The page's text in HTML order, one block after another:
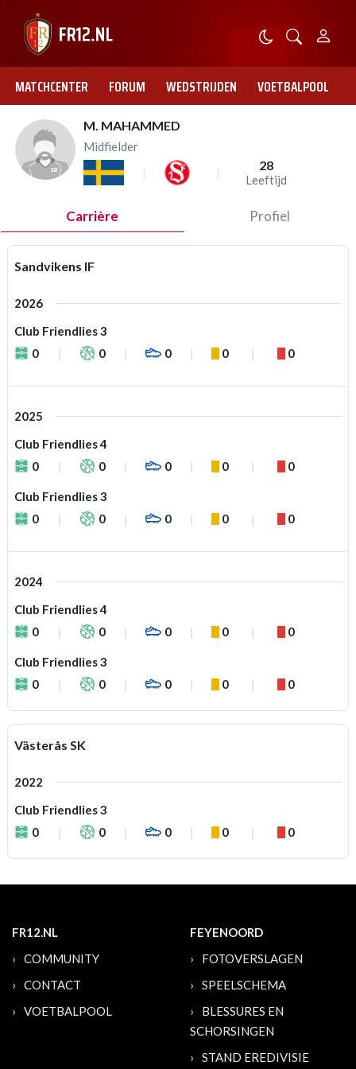
MATCHCENTER FORUM WEDSTRIJDEN VOETBALPOOL
M. MAHAMMED
Midfielder
28
Leeftijd
Carrière Profiel
Sandvikens IF
2026
Club Friendlies 3
0
0 0 0 0
2025
Club Friendlies 4
0
0 0 0 0
Club Friendlies 3
0
0 0 0 0
2024
Club Friendlies 4
0
0 0 0 0
Club Friendlies 3
0
0 0 0 0
Västerås SK
2022
Club Friendlies 3
0
0 0 0 0
FR12.NL
COMMUNITY
CONTACT
VOETBALPOOL
FEYENOORD
FOTOVERSLAGEN
SPEELSCHEMA
BLESSURES EN
SCHORSINGEN
STAND EREDIVISIE